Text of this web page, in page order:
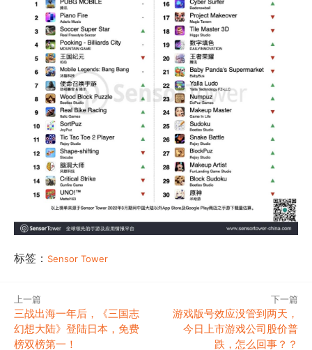
标签： Sensor Tower
上一篇
三战出海一年后，《三国志
幻想大陆》登陆日本，免费
榜双榜第一！
下一篇
游戏版号效应没管到两天，
今日上市游戏公司股价普
跌，怎么回事？？